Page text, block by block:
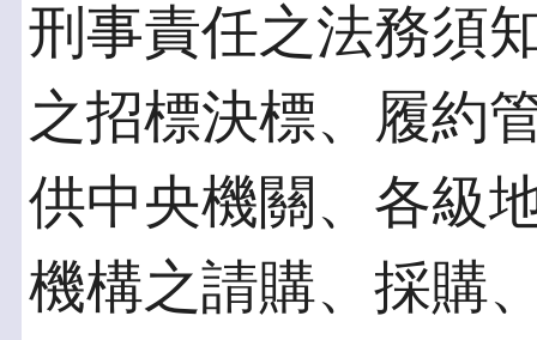
刑事責任之法務須
之招標決標、履約
供中央機關、各級
機構之請購、採購